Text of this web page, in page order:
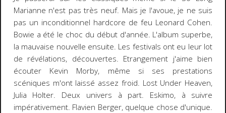
Marianne n'est pas très neuf. Mais je l'avoue, je ne suis
pas un inconditionnel hardcore de feu Leonard Cohen.
Bowie a été le choc du début d'année. L'album superbe,
la mauvaise nouvelle ensuite. Les festivals ont eu leur lot
de révélations, découvertes. Etrangement j'aime bien
écouter Kevin Morby, même si ses prestations
scéniques m'ont laissé assez froid. Lost Under Heaven,
Julia Holter. Deux univers à part. Eskimo, à suivre
impérativement. Flavien Berger, quelque chose d'unique.